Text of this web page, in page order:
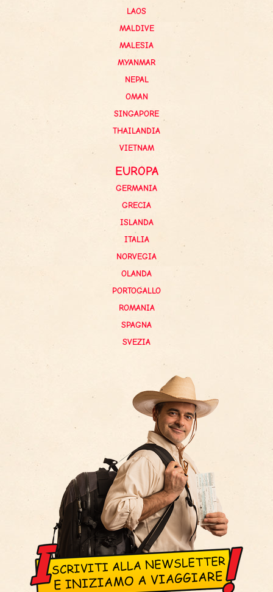
LAOS
MALDIVE
MALESIA
MYANMAR
NEPAL
OMAN
SINGAPORE
THAILANDIA
VIETNAM
EUROPA
GERMANIA
GRECIA
ISLANDA
ITALIA
NORVEGIA
OLANDA
PORTOGALLO
ROMANIA
SPAGNA
SVEZIA